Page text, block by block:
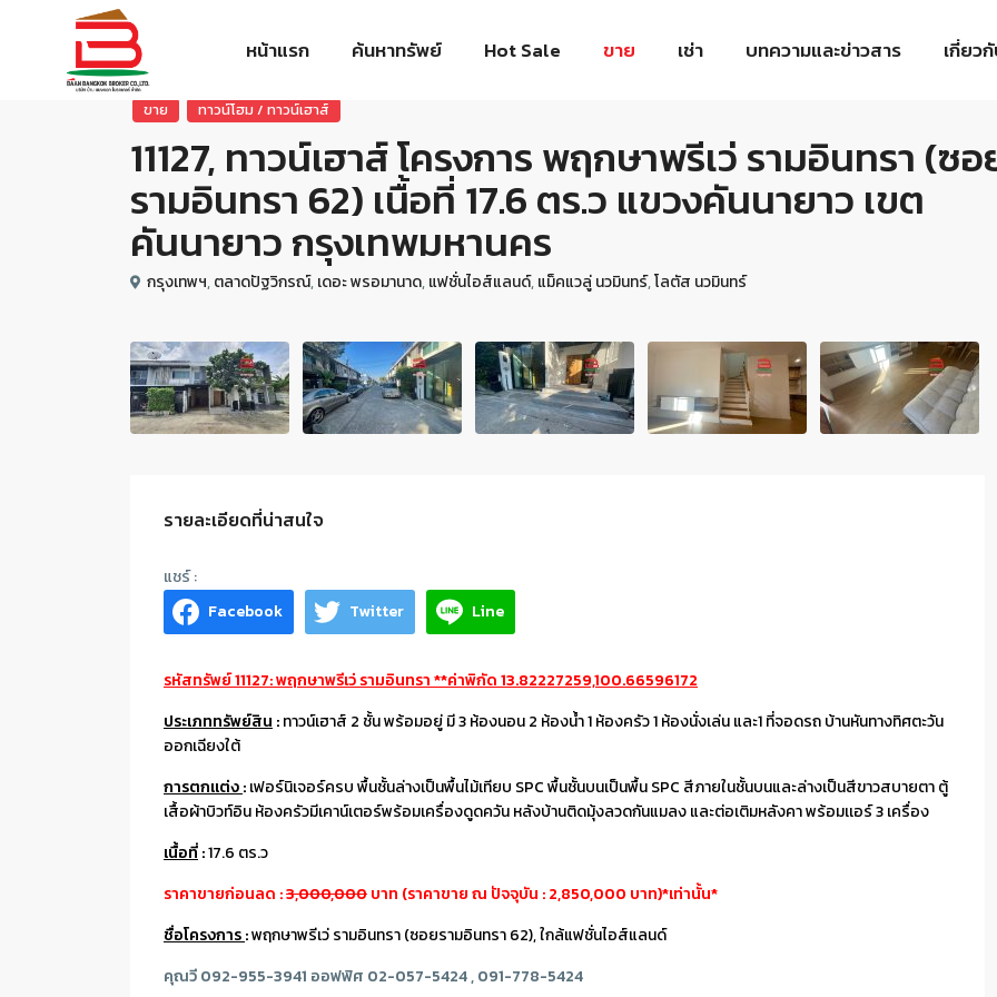
หน้าแรก ค้นหาทรัพย์ Hot Sale ขาย เช่า บทความและข่าวสาร เกี่ยว
ขาย ทาวน์โฮม / ทาวน์เฮาส์
11127, ทาวน์เฮาส์ โครงการ พฤกษาพรีเว่ รามอินทรา (ซ
รามอินทรา 62) เนื้อที่ 17.6 ตร.ว แขวงคันนายาว เขต
คันนายาว กรุงเทพมหานคร
กรุงเทพฯ,ตลาดปัฐวิกรณ์,เดอะ พรอมานาด,แฟชั่นไอส์แลนด์,แม็คแวลู่ นวมินทร์,โลตัส นวมินทร์
รายละเอียดที่น่าสนใจ
Facebook Twitter Line
รหัสทรัพย์ 11127: พฤกษาพรีเว่ รามอินทรา **ค่าพิกัด 13.82227259,100.66596172
ประเภททรัพย์สิน :ทาวน์เฮาส์ 2 ชั้น พร้อมอยู่ มี 3 ห้องนอน 2 ห้องน้ำ 1 ห้องครัว 1 ห้องนั่งเล่น และ1 ที่จอดรถ บ้านหันทางทิศตะวัน
ออกเฉียงใต้
การตกแต่ง:เฟอร์นิเจอร์ครบ พื้นชั้นล่างเป็นพื้นไม้เทียบ SPC พื้นชั้นบนเป็นพื้น SPC สีภายในชั้นบนและล่างเป็นสีขาวสบายตา ตู้
เสื้อผ้าบิวท์อิน ห้องครัวมีเคาน์เตอร์พร้อมเครื่องดูดควัน หลังบ้านติดมุ้งลวดกันแมลง และต่อเติมหลังคา พร้อมเเอร์ 3 เครื่อง
เนื้อที่:17.6 ตร.ว
ราคาขายก่อนลด :3,000,000บาท (ราคาขาย ณ ปัจจุบัน : 2,850,000 บาท)*เท่านั้น*
ชื่อโครงการ:พฤกษาพรีเว่ รามอินทรา (ซอยรามอินทรา 62), ใกล้แฟชั่นไอส์แลนด์
คุณวี 092-955-3941 ออฟฟิศ 02-057-5424 , 091-778-5424